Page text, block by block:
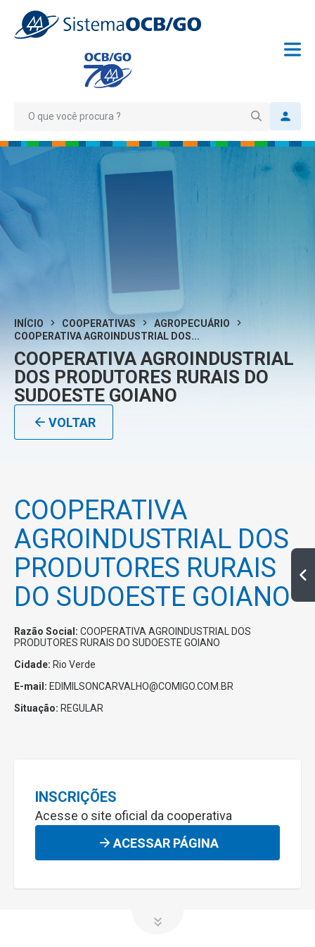
INÍCIO COOPERATIVAS
AGROPECUÁRIO
COOPERATIVA AGROINDUSTRIAL DOS...
COOPERATIVA AGROINDUSTRIAL
DOS PRODUTORES RURAIS DO
SUDOESTE GOIANO
VOLTAR
COOPERATIVA
AGROINDUSTRIAL DOS
PRODUTORES RURAIS
DO SUDOESTE GOIANO
Razão Social: COOPERATIVA AGROINDUSTRIAL DOS
PRODUTORES RURAIS DO SUDOESTE GOIANO
Cidade: Rio Verde
E-mail: EDIMILSONCARVALHO@COMIGO.COM.BR
Situação: REGULAR
INSCRIÇÕES
Acesse o site oficial da cooperativa
ACESSAR PÁGINA